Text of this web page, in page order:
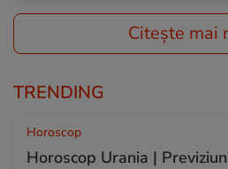
Citește mai
TRENDING
Horoscop
Horoscop Urania |